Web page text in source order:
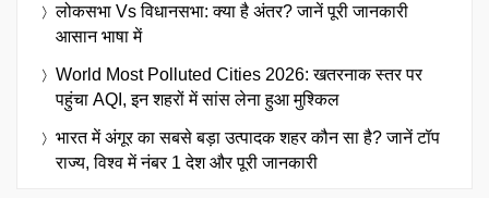
लोकसभा Vs विधानसभा: क्या है अंतर? जानें पूरी जानकारी
आसान भाषा में
World Most Polluted Cities 2026: खतरनाक स्तर पर
पहुंचा AQI, इन शहरों में सांस लेना हुआ मुश्किल
भारत में अंगूर का सबसे बड़ा उत्पादक शहर कौन सा है? जानें टॉप
राज्य, विश्व में नंबर 1 देश और पूरी जानकारी